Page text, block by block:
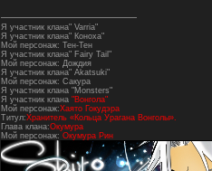
Я участник клана" Varria"
Я участник клана" Коноха"
Мой персонаж: Тен-Тен
Я участник клана" Fairy Tail"
Мой персонаж: Дождия
Я участник клана" Akatsuki"
Мой персонаж: Сакура
Я участник клана "Monsters"
Я участник клана "Вонгола"
Мой персонаж:Хаято Гокудэра
Титул:Хранитель «Кольца Урагана Вонголы».
Глава клана:Окумура
Мой персонаж: Окумура Рин